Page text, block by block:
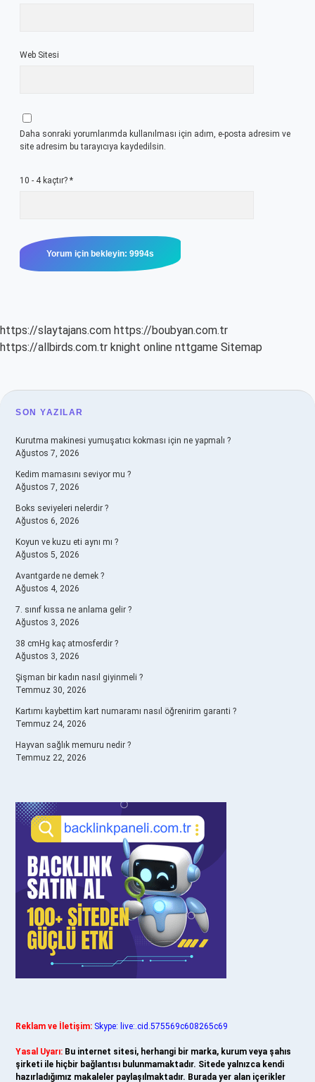
Web Sitesi
Daha sonraki yorumlarımda kullanılması için adım, e-posta adresim ve
site adresim bu tarayıcıya kaydedilsin.
10 - 4 kaçtır? *
https://slaytajans.com https://boubyan.com.tr
https://allbirds.com.tr knight online nttgame Sitemap
SIDEBAR
SON YAZILAR
Kurutma makinesi yumuşatıcı kokması için ne yapmalı ?
Ağustos 7, 2026
Kedim mamasını seviyor mu ?
Ağustos 7, 2026
Boks seviyeleri nelerdir ?
Ağustos 6, 2026
Koyun ve kuzu eti aynı mı ?
Ağustos 5, 2026
Avantgarde ne demek ?
Ağustos 4, 2026
7. sınıf kıssa ne anlama gelir ?
Ağustos 3, 2026
38 cmHg kaç atmosferdir ?
Ağustos 3, 2026
Şişman bir kadın nasıl giyinmeli ?
Temmuz 30, 2026
Kartımı kaybettim kart numaramı nasıl öğrenirim garanti ?
Temmuz 24, 2026
Hayvan sağlık memuru nedir ?
Temmuz 22, 2026
Reklam ve İletişim: Skype: live:.cid.575569c608265c69
Yasal Uyarı: Bu internet sitesi, herhangi bir marka, kurum veya şahıs
şirketi ile hiçbir bağlantısı bulunmamaktadır. Sitede yalnızca kendi
hazırladığımız makaleler paylaşılmaktadır. Burada yer alan içerikler